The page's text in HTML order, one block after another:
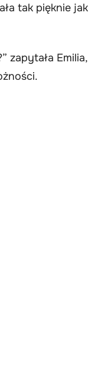
tak pięknie jak
zapytała Emilia,